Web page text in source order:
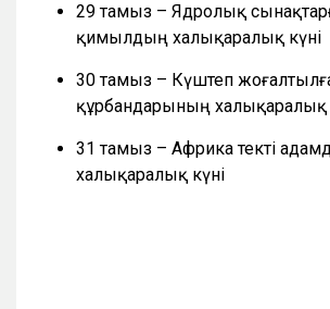
29 тамыз – Ядролық
қимылдың халықаралық күні
30 тамыз – Күштеп
құрбандарының халықаралық
31 тамыз – Африка текті
халықаралық күні